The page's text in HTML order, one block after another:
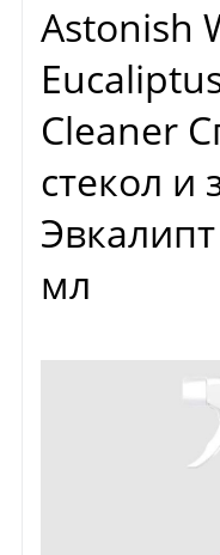
Astonish
Cleaner
стекол и
мл